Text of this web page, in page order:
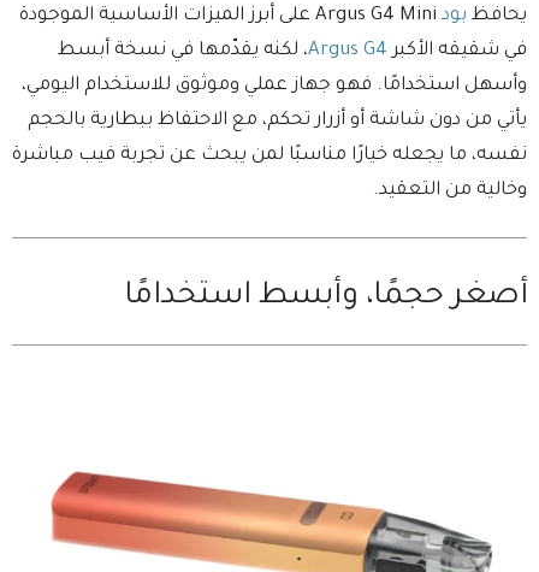
يحافظ بود
Argus G4 Mini على أبرز الميزات الأساسية الموجودة
في شقيقه الأكبر Argus G4، لكنه يقدّمها في نسخة أبسط
وأسهل استخدامًا. فهو جهاز عملي وموثوق للاستخدام اليومي،
يأتي من دون شاشة أو أزرار تحكم، مع الاحتفاظ ببطارية بالحجم
نفسه، ما يجعله خيارًا مناسبًا لمن يبحث عن تجربة فيب مباشرة
وخالية من التعقيد.
أصغر حجمًا، وأبسط استخدامًا